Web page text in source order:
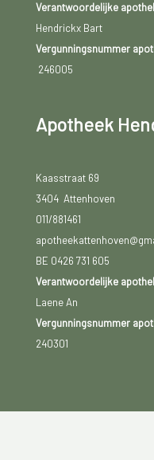
Verantwoordelijke
Hendrickx Bart
Vergunningsnummer
246005
Apotheek
Kaasstraat 69
3404 Attenhoven
011/881461
BE 0426 731 605
Verantwoordelijke
Laene An
Vergunningsnummer
240301